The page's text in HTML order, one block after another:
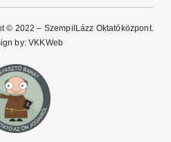
© 2022 – SzempilLázz Oktatóközpont.
by:VKKWeb